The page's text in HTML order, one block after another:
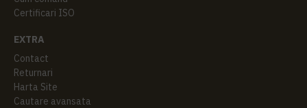
Certificari ISO
EXTRA
Contact
Returnari
Harta Site
Cautare avansata